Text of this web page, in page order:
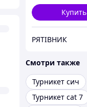
Купить
РЯТІВНИК
Смотри также
Турникет сич
Турникет cat 7